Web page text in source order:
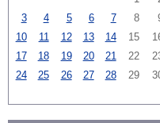
3
4 5 6 7 8
10
11 12 13 14 15
17
18 19 20 21 22
24
25 26 27 28 29